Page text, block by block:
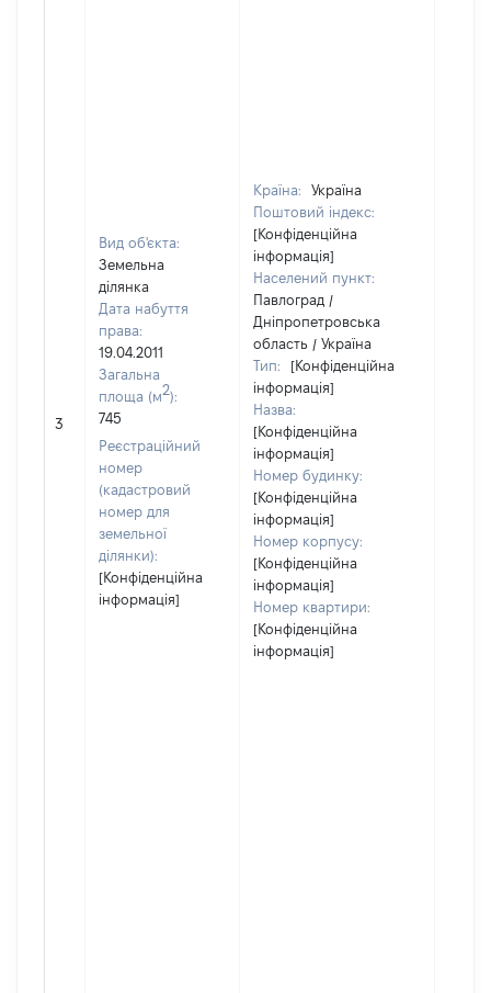
3
Вид об'єкта:
Земельна
ділянка
Дата набуття
права:
19.04.2011
Загальна
площа (м2):
745
Реєстраційний
номер
(кадастровий
номер для
земельної
ділянки):
[Конфіденційна
інформація]
Країна:
Україна
Поштовий індекс:
[Конфіденційна
інформація]
Населений пункт:
Павлоград /
Дніпропетровська
область / Україна
Тип:
[Конфіденційна
інформація]
Назва:
[Конфіденційна
інформація]
Номер будинку:
[Конфіденційна
інформація]
Номер корпусу:
[Конфіденційна
інформація]
Номер квартири:
[Конфіденційна
інформація]